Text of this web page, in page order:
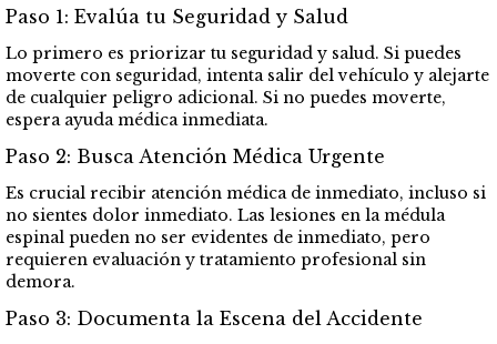
Paso 1: Evalúa tu Seguridad y Salud
Lo primero es priorizar tu seguridad y salud. Si puedes
moverte con seguridad, intenta salir del vehículo y alejarte
de cualquier peligro adicional. Si no puedes moverte,
espera ayuda médica inmediata.
Paso 2: Busca Atención Médica Urgente
Es crucial recibir atención médica de inmediato, incluso si
no sientes dolor inmediato. Las lesiones en la médula
espinal pueden no ser evidentes de inmediato, pero
requieren evaluación y tratamiento profesional sin
demora.
Paso 3: Documenta la Escena del Accidente